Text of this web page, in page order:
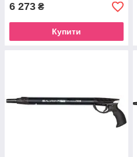
6 273 ₴
Купити